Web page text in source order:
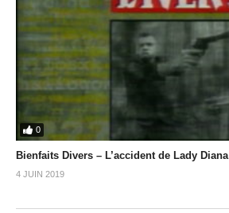
0
Bienfaits Divers – L’accident de Lady Diana
4 JUIN 2019